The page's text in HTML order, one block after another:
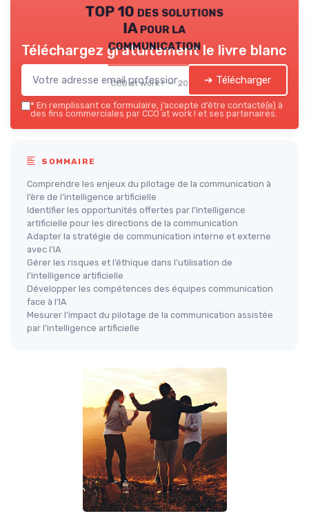
TOP 10 des solutions
IA pour la
communication
CCO at work ! — 2026
Téléchargez gratuitement le livre blanc
➔ Télécharger
* En remplissant ce formulaire, j’accepte d’être contacté(e) à
des fins commerciales par CCO at work ! et ses partenaires.
SOMMAIRE
Comprendre les enjeux du pilotage de la communication à
l’ère de l’intelligence artificielle
Identifier les opportunités offertes par l’intelligence
artificielle pour les directions de la communication
Adapter la stratégie de communication interne et externe
avec l’IA
Gérer les risques et l’éthique dans l’utilisation de
l’intelligence artificielle
Développer les compétences des équipes communication
face à l’IA
Mesurer l’impact du pilotage de la communication assistée
par l’intelligence artificielle